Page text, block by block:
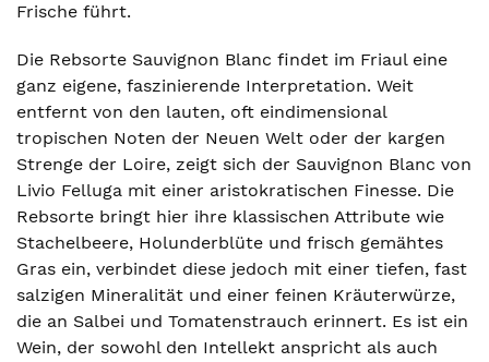
Frische führt.
Die Rebsorte Sauvignon Blanc findet im Friaul eine
ganz eigene, faszinierende Interpretation. Weit
entfernt von den lauten, oft eindimensional
tropischen Noten der Neuen Welt oder der kargen
Strenge der Loire, zeigt sich der Sauvignon Blanc von
Livio Felluga mit einer aristokratischen Finesse. Die
Rebsorte bringt hier ihre klassischen Attribute wie
Stachelbeere, Holunderblüte und frisch gemähtes
Gras ein, verbindet diese jedoch mit einer tiefen, fast
salzigen Mineralität und einer feinen Kräuterwürze,
die an Salbei und Tomatenstrauch erinnert. Es ist ein
Wein, der sowohl den Intellekt anspricht als auch